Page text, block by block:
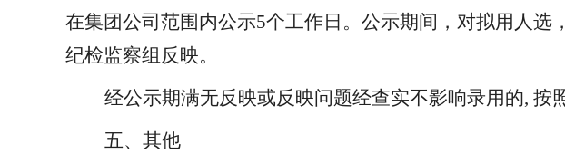
在集团公司范围内公示5个工作日 。 公示期间，对拟用 人选
纪检监察组反映。
经公示期满无反映或反映问题经查实不影响录用的, 按
五、其他